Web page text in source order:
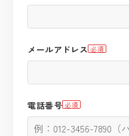
メールアドレス 必須
電話番号 必須